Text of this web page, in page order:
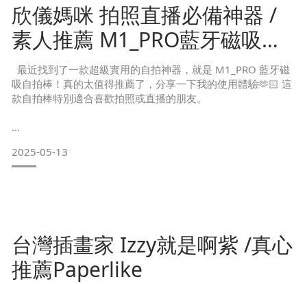
欣儀媽咪 拍照直播必備神器 /
素人推薦 M1_PRO藍牙磁吸自
拍棒
最近找到了一款超級實用的自拍神器，就是 M1_PRO 藍牙磁
吸自拍棒！真的太值得推薦了，分享一下我的使用體驗🫶🏻 這
款自拍棒特別適合喜歡拍照或直播的朋友。
手機，都能輕鬆用上！它附贈了 3M 背膠金屬片，不怕手機掉
落，而且吸附力超強！ 我最喜歡它的二合一設計！
而且內建的藍牙遙控器
2025-05-13
台灣插畫家 Izzy就是啊紫 /真心
推薦Paperlike